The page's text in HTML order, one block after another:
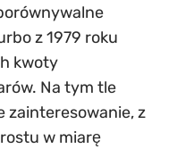
z 1979 roku
kwoty
Na tym tle
zainteresowanie, z
w miarę